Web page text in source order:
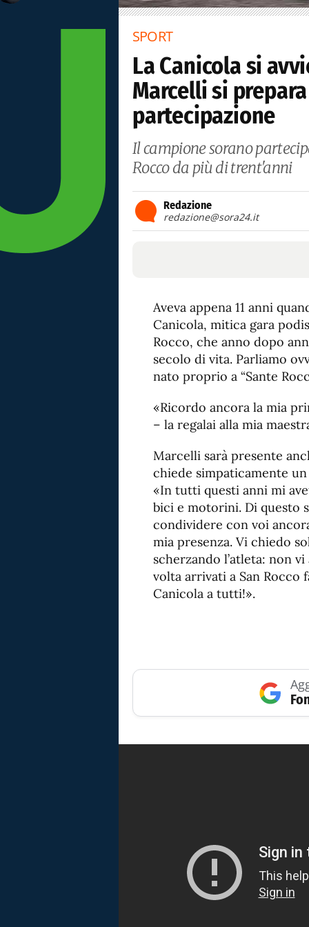
SPORT
La Canicola si
Marcelli si
partecipazione
Il campione sorano
Rocco da più di trent'anni
Redazione
redazione@sora24.it
Aveva appena 11 anni
Canicola, mitica gara
Rocco, che anno dopo
secolo di vita. Parliamo
nato proprio a “Sante
«Ricordo ancora la mia
– la regalai alla mia
Marcelli sarà presente
chiede simpaticamente
«In tutti questi anni mi
bici e motorini. Di questo
condividere con voi
mia presenza. Vi chiedo
scherzando l’atleta: non
volta arrivati a San Rocco
Canicola a tutti!».